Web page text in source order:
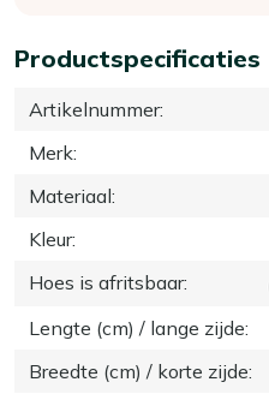
Productspecificaties
Artikelnummer:
Merk:
Materiaal:
Kleur:
Hoes is afritsbaar:
Lengte (cm) / lange zijde:
Breedte (cm) / korte zijde: